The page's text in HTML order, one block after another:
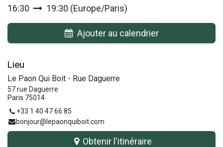
16:30
19:30 (Europe/Paris)
Ajouter au calendrier
Lieu
Le Paon Qui Boit - Rue Daguerre
57 rue Daguerre
Paris 75014
+33 1 40 47 66 85
bonjour@lepaonquiboit.com
Obtenir l'itinéraire